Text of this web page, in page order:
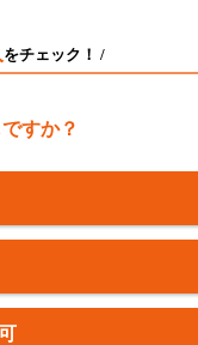
をチェック！ /
すか？